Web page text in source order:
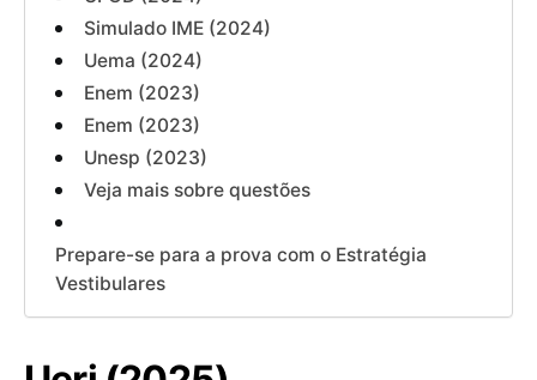
Simulado IME (2024)
Uema (2024)
Enem (2023)
Enem (2023)
Unesp (2023)
Veja mais sobre questões
Prepare-se para a prova com o Estratégia
Vestibulares